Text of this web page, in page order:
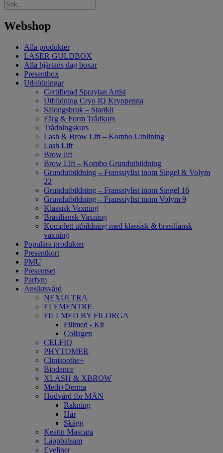
Webshop
Alla produkter
LASER GULDBOX
Alla hjärtans dag boxar
Presentbox
Utbildningar
Certifierad Spraytan Artist
Utbildning Cryo IQ Kryopenna
Salongsbruk – Startkit
Färg & Form Trådkurs
Trådningskurs
Lash & Brow Lift – Kombo Utbilning
Lash Lift
Brow lift
Brow Lift – Kombo Grundutbildning
Grundutbildning – Fransstylist inom Singel & Volym
22
Grundutbildning – Fransstylist inom Singel 16
Grundutbildning – Fransstylist inom Volym 9
Klassisk Vaxning
Brasiliansk Vaxning
Komplett utbildning med klassisk & brasiliansk
vaxning
Populära produkter
Presentkort
PMU
Presentset
Parfym
Ansiktsvård
NEXULTRA
ELEMENTRE
FILLMED BY FILORGA
Fillmed - Kit
Collagen
CELFIQ
PHYTOMER
Clinisoothe+
Biodance
XLASH & XBROW
Medi+Derma
Hudvård för MÄN
Rakning
Hår
Skägg
Keatin Mascara
Läppbalsam
Eyeliner